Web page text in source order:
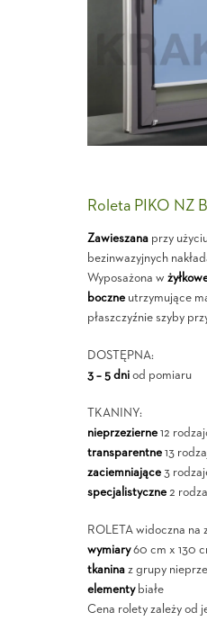
Roleta PIKO NZ
Zawieszanaprzy
bezinwazyjnych
Wyposażona w
boczneutrzymujące
płaszczyźnie szyby
DOSTĘPNA:
3 – 5 dniod pomiaru
TKANINY:
nieprzezierne12
transparentne13
zaciemniające3
specjalistyczne2
ROLETA widoczna na
wymiary60 cm x 130
tkaninaz grupy
elementybiałe
Cena rolety zależy od